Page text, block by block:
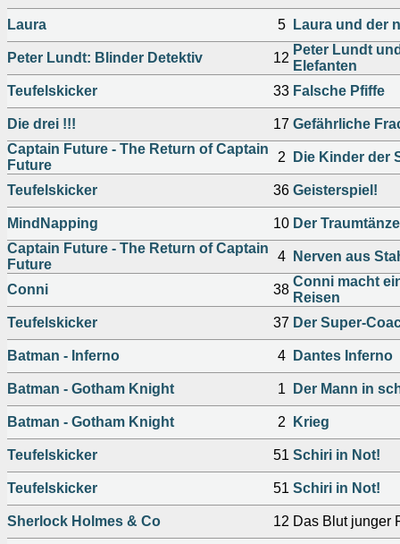
Laura 5 Laura und der
Peter Lundt: Blinder Detektiv 12
Peter Lundt
Elefanten
Teufelskicker
33 Falsche Pfiffe
Die drei !!! 17 Gefährliche
Captain Future - The Return of Captain
Future
2 Die Kinder der
Teufelskicker 36 Geisterspiel!
MindNapping 10 Der
Captain Future - The Return of Captain
Future
4 Nerven aus
Conni 38
Conni macht
Reisen
Teufelskicker
37 Der Super-
Batman - Inferno 4 Dantes Inferno
Batman - Gotham Knight 1 Der Mann in
Batman - Gotham Knight 2 Krieg
Teufelskicker 51 Schiri in Not!
Teufelskicker 51 Schiri in Not!
Sherlock Holmes & Co 12 Das Blut junger